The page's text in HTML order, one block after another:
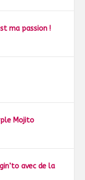
ma passion !
Mojito
avec de la